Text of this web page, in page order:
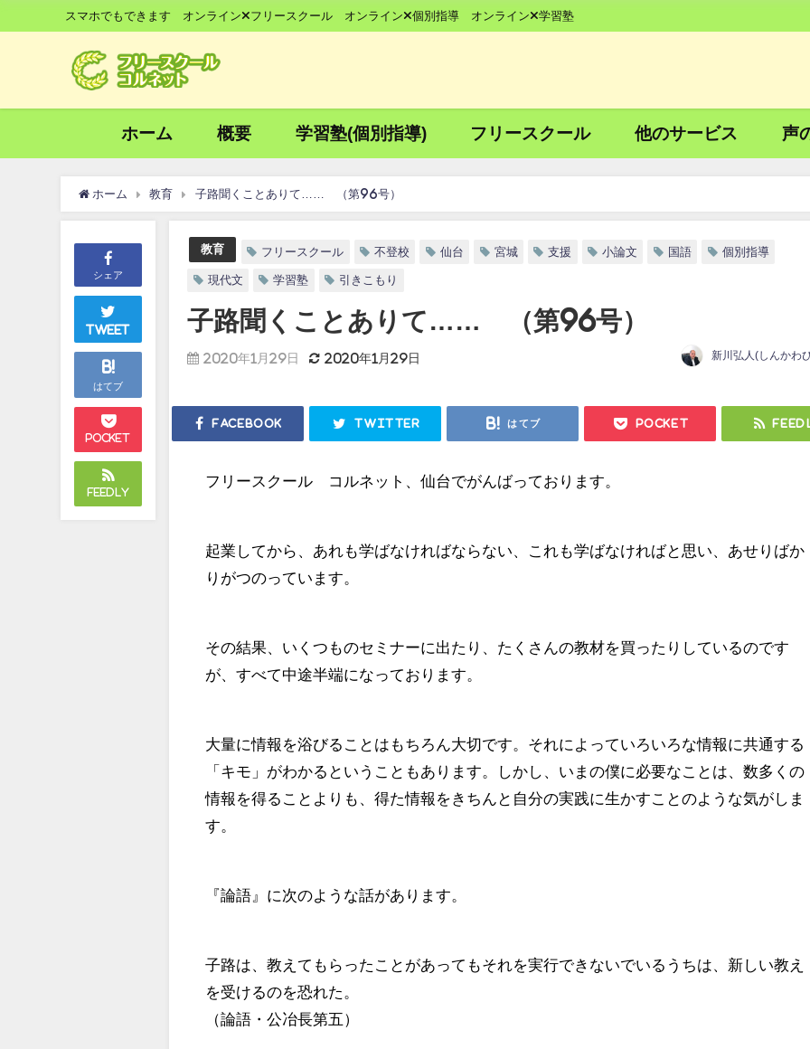
スマホでもできます オンライン×フリースクール オンライン×個別指導 オンライン×学習塾
ホーム 概要 学習塾(個別指導) フリースクール 他のサービス 声
ホーム 教育 子路聞くことありて…… （第96号）
シェア
Tweet
B!
はてブ
Pocket
Feedly
教育 フリースクール 不登校 仙台 宮城 支援 小論文 国語 個別指導
現代文 学習塾 引きこもり
子路聞くことありて…… （第96号）
2020年1月29日 2020年1月29日 新川弘人(しんかわ
Facebook Twitter はてブ Pocket
フリースクール コルネット、仙台でがんばっております。
起業してから、あれも学ばなければならない、これも学ばなければと思い、あせりばか
りがつのっています。
その結果、いくつものセミナーに出たり、たくさんの教材を買ったりしているのです
が、すべて中途半端になっております。
大量に情報を浴びることはもちろん大切です。それによっていろいろな情報に共通する
「キモ」がわかるということもあります。しかし、いまの僕に必要なことは、数多くの
情報を得ることよりも、得た情報をきちんと自分の実践に生かすことのような気がしま
す。
『論語』に次のような話があります。
子路は、教えてもらったことがあってもそれを実行できないでいるうちは、新しい教え
を受けるのを恐れた。
（論語・公冶長第五）